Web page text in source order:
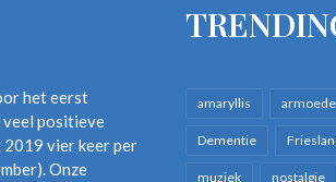
het eerst
veel positieve
2019 vier keer per
Onze
amaryllis armoede
Dementie
muziek nostalgie